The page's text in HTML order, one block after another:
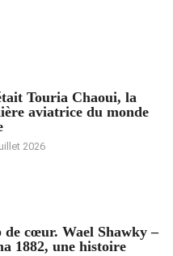
Touria Chaoui, la
aviatrice du monde
2026
de cœur. Wael Shawky –
1882, une histoire